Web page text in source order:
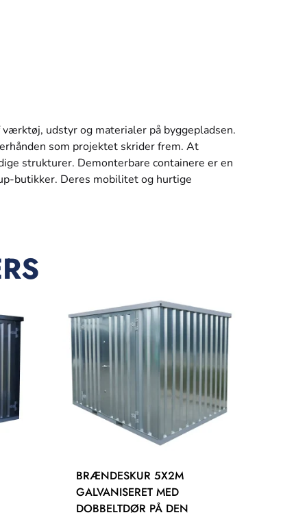
udstyr og materialer på byggepladsen.
som projektet skrider frem. At
strukturer. Demonterbare containere er en
butikker. Deres mobilitet og hurtige
BRÆNDESKUR 5X2M
GALVANISERET MED
DOBBELTDØR PÅ DEN